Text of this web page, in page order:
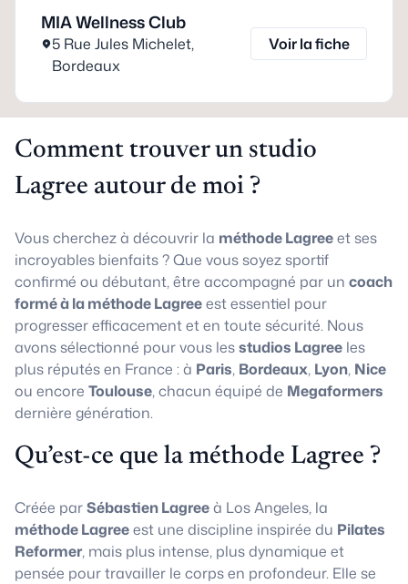
MIA Wellness Club
5 Rue Jules Michelet,
Bordeaux
Voir la fiche
Comment trouver un studio
Lagree autour de moi ?
Vous cherchez à découvrir la méthode Lagreeet ses
incroyables bienfaits ? Que vous soyez sportif
confirmé ou débutant, être accompagné par un coach
formé à la méthode Lagreeest essentiel pour
progresser efficacement et en toute sécurité. Nous
avons sélectionné pour vous lesstudios Lagree les
plus réputés en France : à Paris, Bordeaux, Lyon, Nice
ou encore Toulouse, chacun équipé de Megaformers
dernière génération.
Qu’est-ce que la méthode Lagree ?
Créée parSébastien Lagreeà Los Angeles, la
méthode Lagreeest une discipline inspirée du Pilates
Reformer, mais plus intense, plus dynamique et
pensée pour travailler le corps en profondeur. Elle se